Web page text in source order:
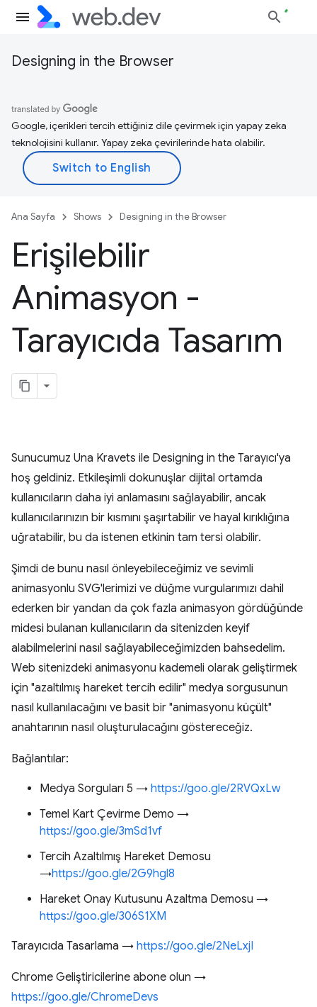
Designing in the Browser
Google, içerikleri tercih ettiğiniz dile çevirmek için yapay zeka
teknolojisini kullanır. Yapay zeka çevirilerinde hata olabilir.
Ana Sayfa Shows Designing in the Browser
Erişilebilir
Animasyon -
Tarayıcıda Tasarım
Sunucumuz Una Kravets ile Designing in the Tarayıcı'ya
hoş geldiniz. Etkileşimli dokunuşlar dijital ortamda
kullanıcıların daha iyi anlamasını sağlayabilir, ancak
kullanıcılarınızın bir kısmını şaşırtabilir ve hayal kırıklığına
uğratabilir, bu da istenen etkinin tam tersi olabilir.
Şimdi de bunu nasıl önleyebileceğimiz ve sevimli
animasyonlu SVG'lerimizi ve düğme vurgularımızı dahil
ederken bir yandan da çok fazla animasyon gördüğünde
midesi bulanan kullanıcıların da sitenizden keyif
alabilmelerini nasıl sağlayabileceğimizden bahsedelim.
Web sitenizdeki animasyonu kademeli olarak geliştirmek
için "azaltılmış hareket tercih edilir" medya sorgusunun
nasıl kullanılacağını ve basit bir "animasyonu küçült"
anahtarının nasıl oluşturulacağını göstereceğiz.
Bağlantılar:
Medya Sorguları 5 → https://goo.gle/2RVQxLw
Temel Kart Çevirme Demo →
https://goo.gle/3mSd1vf
Tercih Azaltılmış Hareket Demosu
→https://goo.gle/2G9hgl8
Hareket Onay Kutusunu Azaltma Demosu →
https://goo.gle/306S1XM
Tarayıcıda Tasarlama → https://goo.gle/2NeLxjI
Chrome Geliştiricilerine abone olun →
https://goo.gle/ChromeDevs